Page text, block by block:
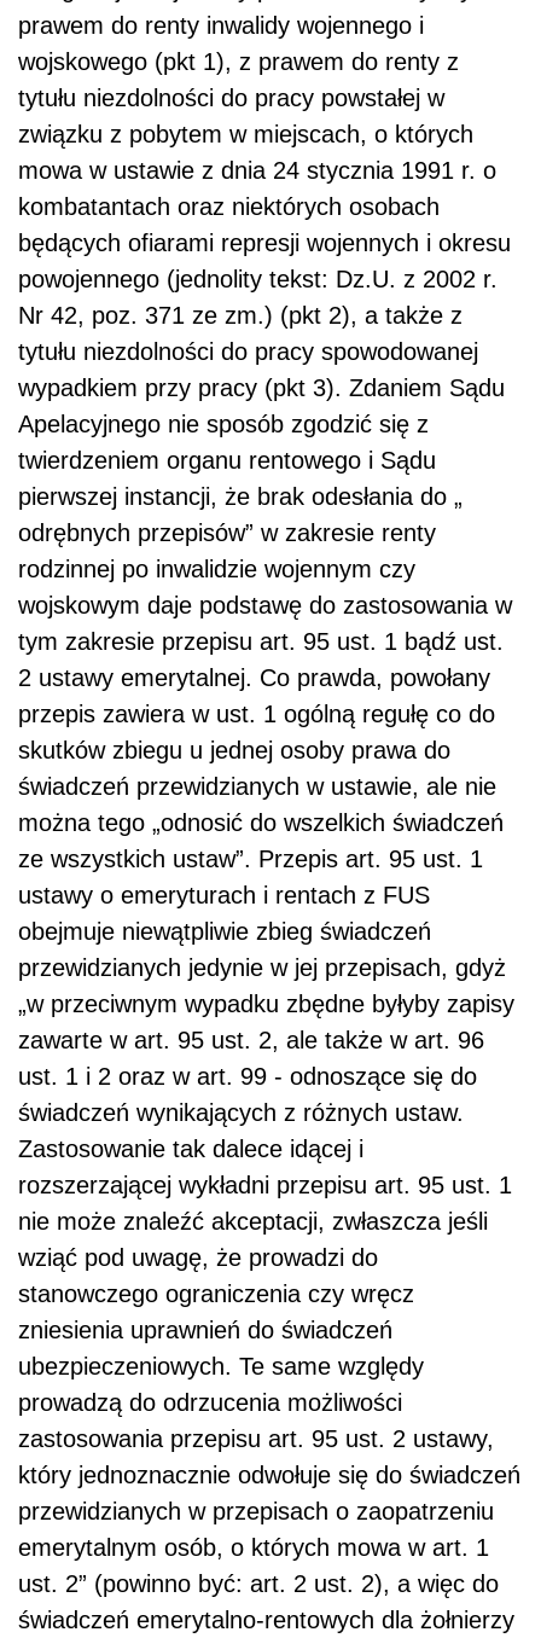
prawem do renty inwalidy wojennego i
wojskowego (pkt 1), z prawem do renty z
tytułu niezdolności do pracy powstałej w
związku z pobytem w miejscach, o których
mowa w ustawie z dnia 24 stycznia 1991 r. o
kombatantach oraz niektórych osobach
będących ofiarami represji wojennych i okresu
powojennego (jednolity tekst: Dz.U. z 2002 r.
Nr 42, poz. 371 ze zm.) (pkt 2), a także z
tytułu niezdolności do pracy spowodowanej
wypadkiem przy pracy (pkt 3). Zdaniem Sądu
Apelacyjnego nie sposób zgodzić się z
twierdzeniem organu rentowego i Sądu
pierwszej instancji, że brak odesłania do „
odrębnych przepisów” w zakresie renty
rodzinnej po inwalidzie wojennym czy
wojskowym daje podstawę do zastosowania w
tym zakresie przepisu art. 95 ust. 1 bądź ust.
2 ustawy emerytalnej. Co prawda, powołany
przepis zawiera w ust. 1 ogólną regułę co do
skutków zbiegu u jednej osoby prawa do
świadczeń przewidzianych w ustawie, ale nie
można tego „odnosić do wszelkich świadczeń
ze wszystkich ustaw”. Przepis art. 95 ust. 1
ustawy o emeryturach i rentach z FUS
obejmuje niewątpliwie zbieg świadczeń
przewidzianych jedynie w jej przepisach, gdyż
„w przeciwnym wypadku zbędne byłyby zapisy
zawarte w art. 95 ust. 2, ale także w art. 96
ust. 1 i 2 oraz w art. 99 - odnoszące się do
świadczeń wynikających z różnych ustaw.
Zastosowanie tak dalece idącej i
rozszerzającej wykładni przepisu art. 95 ust. 1
nie może znaleźć akceptacji, zwłaszcza jeśli
wziąć pod uwagę, że prowadzi do
stanowczego ograniczenia czy wręcz
zniesienia uprawnień do świadczeń
ubezpieczeniowych. Te same względy
prowadzą do odrzucenia możliwości
zastosowania przepisu art. 95 ust. 2 ustawy,
który jednoznacznie odwołuje się do świadczeń
przewidzianych w przepisach o zaopatrzeniu
emerytalnym osób, o których mowa w art. 1
ust. 2” (powinno być: art. 2 ust. 2), a więc do
świadczeń emerytalno-rentowych dla żołnierzy